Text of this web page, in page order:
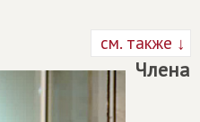
см. также ↓
Члена